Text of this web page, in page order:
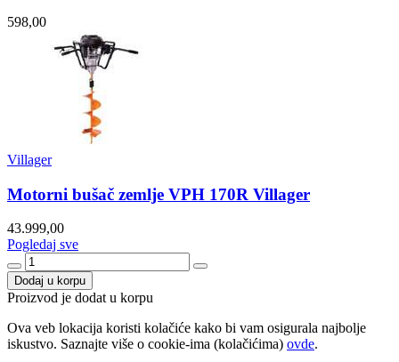
598,00
Villager
Motorni bušač zemlje VPH 170R Villager
43.999,00
Pogledaj sve
Dodaj u korpu
Proizvod je dodat u korpu
Ova veb lokacija koristi kolačiće kako bi vam osigurala najbolje
iskustvo. Saznajte više o cookie-ima (kolačićima) ovde.